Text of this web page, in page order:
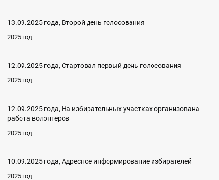
13.09.2025 года, Второй день голосования
2025 год
12.09.2025 года, Стартовал первый день голосования
2025 год
12.09.2025 года, На избирательных участках организована
работа волонтеров
2025 год
10.09.2025 года, Адресное информирование избирателей
2025 год